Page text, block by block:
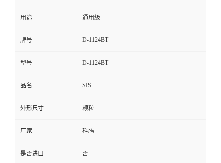
用途 通用级
牌号 D-1124BT
型号 D-1124BT
品名 SIS
外形尺寸 颗粒
厂家 科腾
是否进口 否